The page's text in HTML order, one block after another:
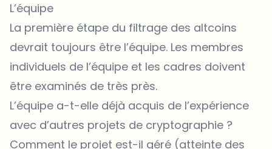
L’équipe
La première étape du filtrage des altcoins
devrait toujours être l’équipe. Les membres
individuels de l’équipe et les cadres doivent
être examinés de très près.
L’équipe a-t-elle déjà acquis de l’expérience
avec d’autres projets de cryptographie ?
Comment le projet est-il géré (atteinte des